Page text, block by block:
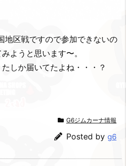
地区戦ですので参加できないの
ようと思います〜。
しか届いてたよね・・・？
G6ジムカーナ情報
Posted by g6